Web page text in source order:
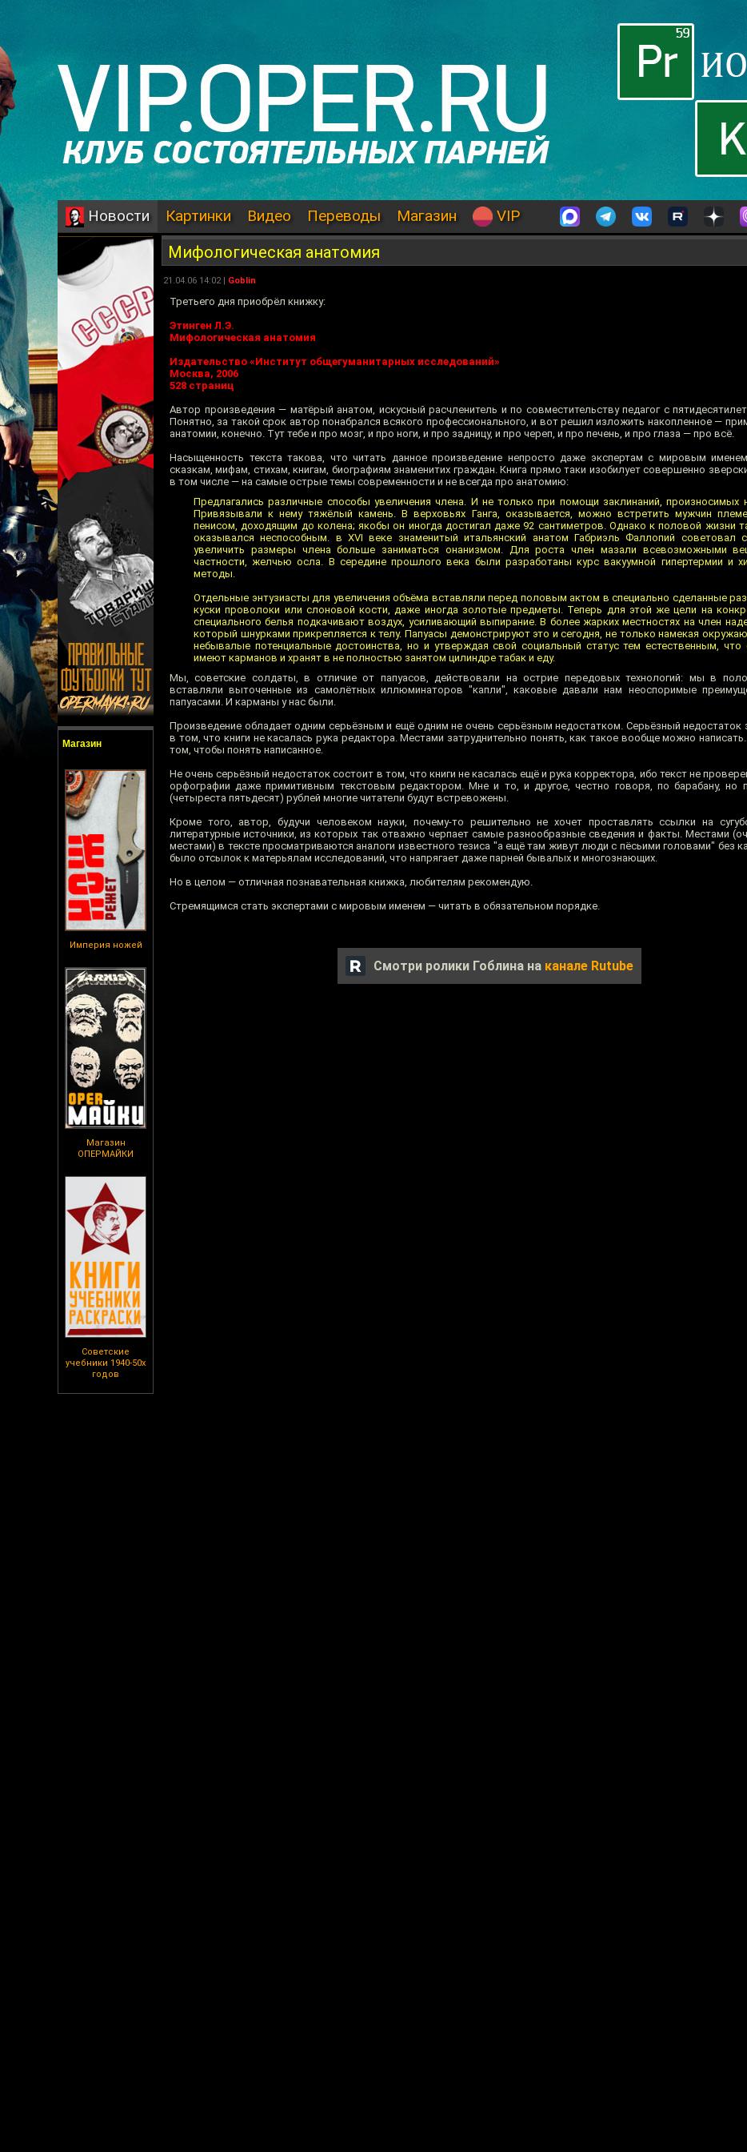
Новости Картинки Видео Переводы Магазин VIP
Магазин
Империя ножей
Магазин
ОПЕРМАЙКИ
Советские
учебники 1940-50х
годов
Мифологическая анатомия
21.04.06 14:02 | Goblin
Третьего дня приобрёл книжку:
Этинген Л.Э.
Мифологическая анатомия
Издательство «Институт общегуманитарных исследований»
Москва, 2006
528 страниц
Автор произведения — матёрый анатом, искусный расчленитель и по совместительству педагог с
Понятно, за такой срок автор понабрался всякого профессионального, и вот решил изложить накопленное —
анатомии, конечно. Тут тебе и про мозг, и про ноги, и про задницу, и про череп, и про печень, и про глаза — про всё.
Насыщенность текста такова, что читать данное произведение непросто даже экспертам с мировым
сказкам, мифам, стихам, книгам, биографиям знаменитих граждан. Книга прямо таки изобилует совершенно
в том числе — на самые острые темы современности и не всегда про анатомию:
Предлагались различные способы увеличения члена. И не только при помощи заклинаний, произносимых
Привязывали к нему тяжёлый камень. В верховьях Ганга, оказывается, можно встретить мужчин
пенисом, доходящим до колена; якобы он иногда достигал даже 92 сантиметров. Однако к половой жизни
оказывался неспособным. в XVI веке знаменитый итальянский анатом Габриэль Фаллопий советовал
увеличить размеры члена больше заниматься онанизмом. Для роста член мазали всевозможными
частности, желчью осла. В середине прошлого века были разработаны курс вакуумной гипертермии и
методы.
Отдельные энтузиасты для увеличения объёма вставляли перед половым актом в специально сделанные
куски проволоки или слоновой кости, даже иногда золотые предметы. Теперь для этой же цели на
специального белья подкачивают воздух, усиливающий выпирание. В более жарких местностях на член
который шнурками прикрепляется к телу. Папуасы демонстрируют это и сегодня, не только намекая
небывалые потенциальные достоинства, но и утверждая свой социальный статус тем естественным, что
имеют карманов и хранят в не полностью занятом цилиндре табак и еду.
Мы, советские солдаты, в отличие от папуасов, действовали на острие передовых технологий: мы в
вставляли выточенные из самолётных иллюминаторов "капли", каковые давали нам неоспоримые
папуасами. И карманы у нас были.
Произведение обладает одним серьёзным и ещё одним не очень серьёзным недостатком. Серьёзный недостаток
в том, что книги не касалась рука редактора. Местами затруднительно понять, как такое вообще можно
том, чтобы понять написанное.
Не очень серьёзный недостаток состоит в том, что книги не касалась ещё и рука корректора, ибо текст не
орфографии даже примитивным текстовым редактором. Мне и то, и другое, честно говоря, по барабану, но
(четыреста пятьдесят) рублей многие читатели будут встревожены.
Кроме того, автор, будучи человеком науки, почему-то решительно не хочет проставлять ссылки на
литературные источники, из которых так отважно черпает самые разнообразные сведения и факты. Местами
местами) в тексте просматриваются аналоги известного тезиса "а ещё там живут люди с пёсьими головами" без
было отсылок к матерьялам исследований, что напрягает даже парней бывалых и многознающих.
Но в целом — отличная познавательная книжка, любителям рекомендую.
Стремящимся стать экспертами с мировым именем — читать в обязательном порядке.
Смотри ролики Гоблина на канале Rutube